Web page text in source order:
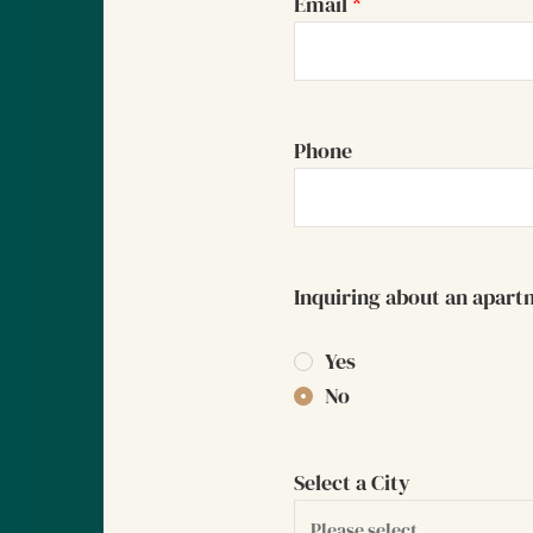
Phone
Inquiring about an
Yes
No
Select a City